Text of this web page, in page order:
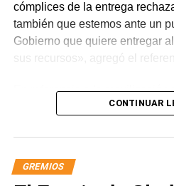
cómplices de la entrega
también que estemos ante un
Gobierno que quiere entregar
sus recursos», agregó el
En referencia a la movilización
apuntó que «a Milei se le están
movilizar para seguir
tergiversado su
y votar iniciativas para
CONTINUAR
GREMIOS